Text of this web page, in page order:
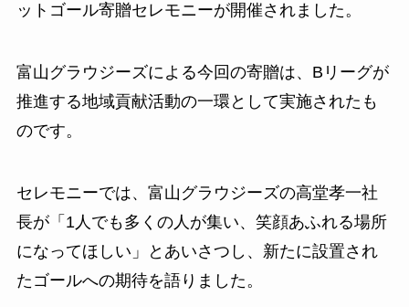
ットゴール寄贈セレモニーが開催されました。
富山グラウジーズによる今回の寄贈は、Bリーグが
推進する地域貢献活動の一環として実施されたも
のです。
セレモニーでは、富山グラウジーズの高堂孝一社
長が「1人でも多くの人が集い、笑顔あふれる場所
になってほしい」とあいさつし、新たに設置され
たゴールへの期待を語りました。